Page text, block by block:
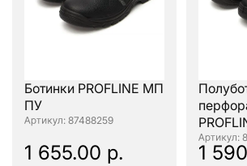
Ботинки PROFLINE МП
ПУ
: 87488259
1 655.00 р.
:
1